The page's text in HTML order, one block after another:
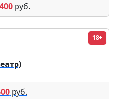
руб.
18+
руб.